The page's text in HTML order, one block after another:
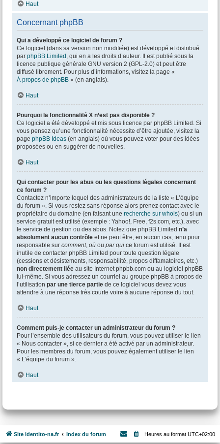
Haut
Concernant phpBB
Qui a développé ce logiciel de forum ?
Ce logiciel (dans sa version non modifiée) est développé et distribué
par phpBB Limited , qui en a les droits d’auteur. Il est publié sous la
licence publique générale GNU version 2 (GPL-2.0) et peut être
diffusé librement. Pour plus d’informations, visitez la page «
À propos de phpBB » (en anglais).
Haut
Pourquoi la fonctionnalité X n’est pas disponible ?
Ce logiciel a été développé et mis sous licence par phpBB Limited. Si
vous pensez qu’une fonctionnalité nécessite d’être ajoutée, visitez la
page phpBB Ideas (en anglais) où vous pouvez voter pour des idées
proposées ou en suggérer de nouvelles.
Haut
Qui contacter pour les abus ou les questions légales concernant
ce forum ?
Contactez n’importe lequel des administrateurs de la liste « L’équipe
du forum ». Si vous restez sans réponse alors prenez contact avec le
propriétaire du domaine (en faisant une recherche sur whois) ou si un
service gratuit est utilisé (exemple : Yahoo!, Free, f2s.com, etc.), avec
le service de gestion ou des abus. Notez que phpBB Limited n’a
absolument aucun contrôle et ne peut être, en aucun cas, tenu pour
responsable sur comment, où ou par qui ce forum est utilisé. Il est
inutile de contacter phpBB Limited pour toute question légale
(cessions et désistements, responsabilité, propos diffamatoires, etc.)
non directement liée au site Internet phpbb.com ou au logiciel phpBB
lui-même. Si vous adressez un courriel au groupe phpBB à propos de
l’utilisation par une tierce partie de ce logiciel vous devez vous
attendre à une réponse très courte voire à aucune réponse du tout.
Haut
Comment puis-je contacter un administrateur du forum ?
Pour l’ensemble des utilisateurs du forum, vous pouvez utiliser le lien
« Nous contacter », si ce dernier a été activé par un administrateur.
Pour les membres du forum, vous pouvez également utiliser le lien
« L’équipe du forum ».
Haut
Site identito-na.fr Index du forum Heures au format UTC+02:00